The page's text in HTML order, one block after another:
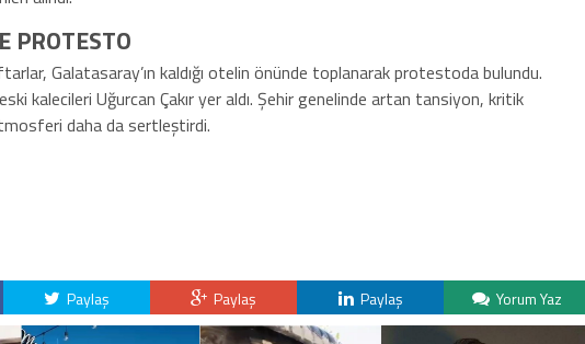
PROTESTO
Galatasaray’ın kaldığı otelin önünde toplanarak protestoda bulundu.
kalecileri Uğurcan Çakır yer aldı. Şehir genelinde artan tansiyon, kritik
daha da sertleştirdi.
Paylaş Paylaş Paylaş Yorum Yaz